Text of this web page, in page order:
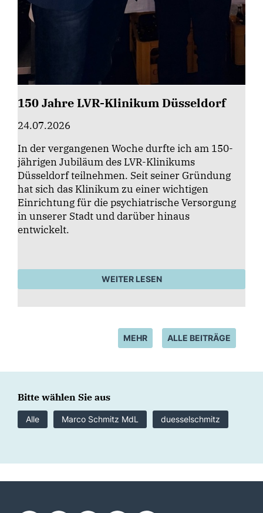
150 Jahre LVR-Klinikum Düsseldorf
24.07.2026
In der vergangenen Woche durfte ich am 150-
jährigen Jubiläum des LVR-Klinikums
Düsseldorf teilnehmen. Seit seiner Gründung
hat sich das Klinikum zu einer wichtigen
Einrichtung für die psychiatrische Versorgung
in unserer Stadt und darüber hinaus
entwickelt.
WEITER LESEN
ALLE BEITRÄGE
MEHR
Bitte wählen Sie aus
Alle Marco Schmitz MdL duesselschmitz